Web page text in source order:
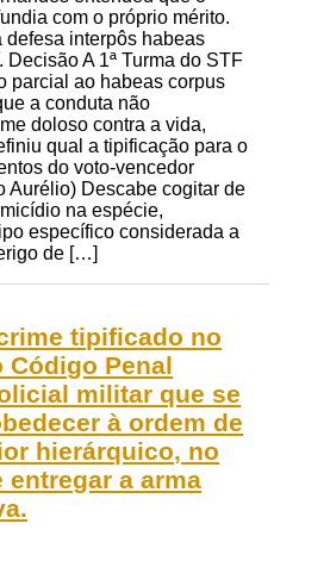
com o próprio mérito.
defesa interpôs habeas
Decisão A 1ª Turma do STF
parcial ao habeas corpus
a conduta não
doloso contra a vida,
qual a tipificação para o
do voto-vencedor
Aurélio) Descabe cogitar de
na espécie,
específico considerada a
de […]
tipificado no
Código Penal
militar que se
à ordem de
hierárquico, no
entregar a arma